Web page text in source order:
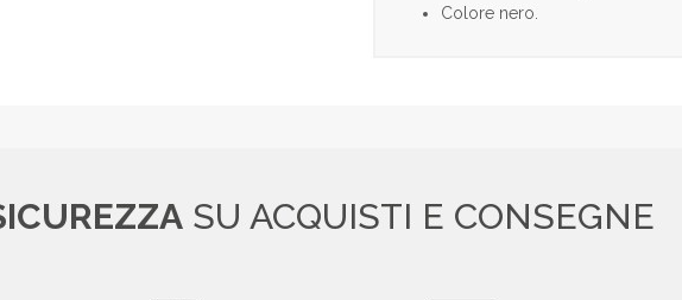
Colore nero.
SU ACQUISTI E CONSEGNE